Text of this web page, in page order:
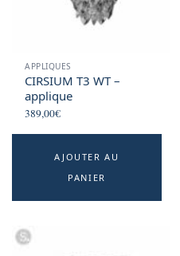
APPLIQUES
CIRSIUM T3 WT –
applique
389,00€
AJOUTER AU
PANIER